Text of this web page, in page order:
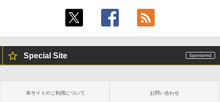
Special Site
本サイトのご利用について お問い合わせ